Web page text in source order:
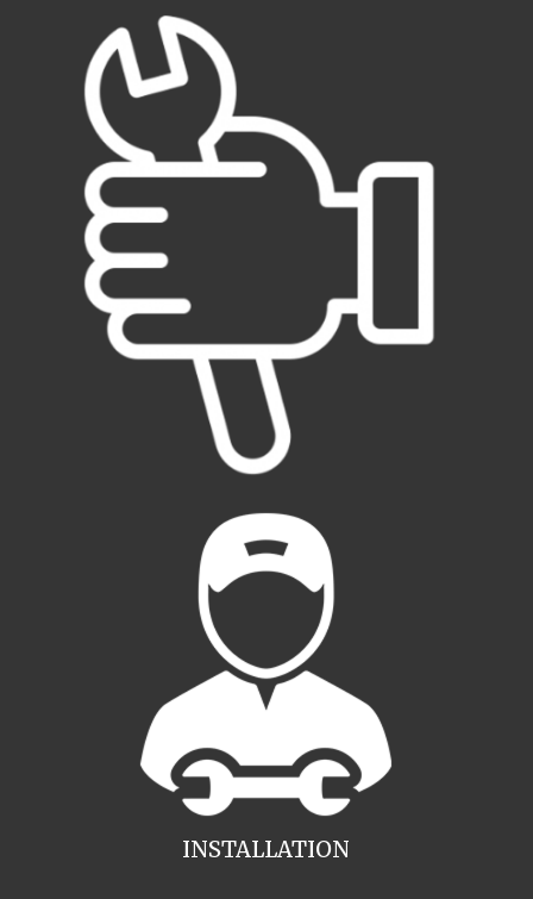
INSTALLATION